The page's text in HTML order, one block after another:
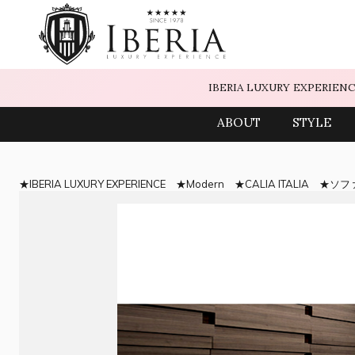
IBERIA LUXURY
ABOUT STYLE
IBERIA LUXURY EXPERIENCE Modern CALIA ITALIA ソフ